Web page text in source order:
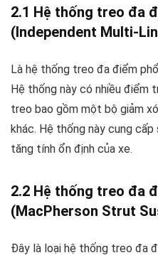
2.1 Hệ thống treo đa
(Independent Multi-
Là hệ thống treo đa điểm
Hệ thống này có nhiều điểm
treo bao gồm một bộ giảm
khác. Hệ thống này cung
tăng tính ổn định của xe.
2.2 Hệ thống treo đa
(MacPherson Strut
Đây là loại hệ thống treo đa